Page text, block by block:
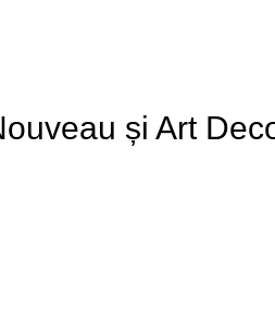
și Art